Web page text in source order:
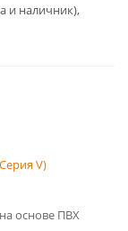
и наличник),
V)
основе ПВХ